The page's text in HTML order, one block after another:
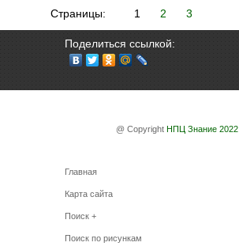
Страницы: 1 2 3
Поделиться ссылкой:
@ Copyright НПЦ Знание 2022
Главная
Карта сайта
Поиск +
Поиск по рисункам